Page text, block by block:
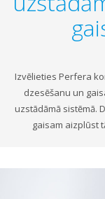
Izvēlieties Perfera
dzesēšanu un
uzstādāmā sistēmā.
gaisam aizplūst